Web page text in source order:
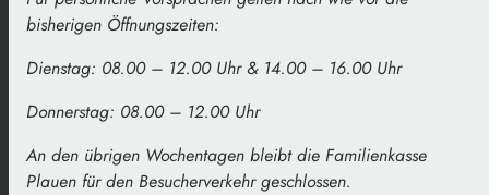
bisherigen Öffnungszeiten:
Dienstag: 08.00 – 12.00 Uhr & 14.00 – 16.00 Uhr
Donnerstag: 08.00 – 12.00 Uhr
An den übrigen Wochentagen bleibt die Familienkasse
Plauen für den Besucherverkehr geschlossen.